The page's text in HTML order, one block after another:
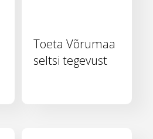
Toeta Võrumaa
seltsi tegevust